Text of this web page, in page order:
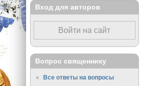
Вход для авторов
Войти на сайт
Вопрос священнику
Все ответы на вопросы